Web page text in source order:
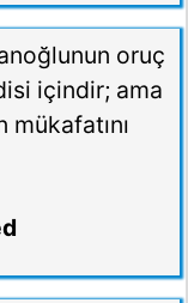
oruç
içindir; ama